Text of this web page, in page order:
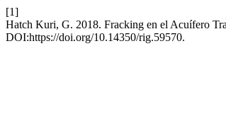
[1]
Hatch Kuri, G. 2018. Fracking en el Acuífero
DOI:https://doi.org/10.14350/rig.59570.